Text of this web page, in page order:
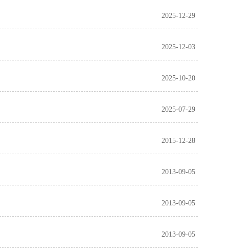
2025-12-29
2025-12-03
2025-10-20
2025-07-29
2015-12-28
2013-09-05
2013-09-05
2013-09-05